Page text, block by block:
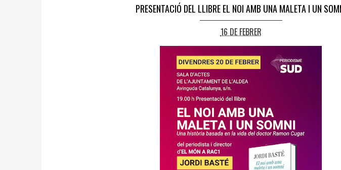
PRESENTACIÓ DEL LLIBRE EL NOI AMB UNA MALETA I UN
16 DE FEBRER